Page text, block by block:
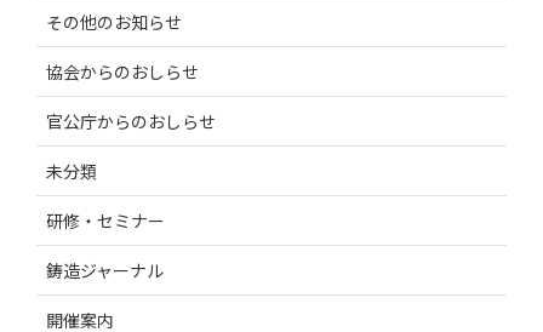
その他のお知らせ
協会からのおしらせ
官公庁からのおしらせ
未分類
研修・セミナー
鋳造ジャーナル
開催案内